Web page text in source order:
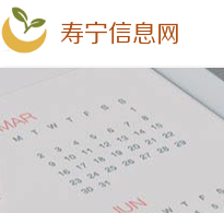
寿宁信息网